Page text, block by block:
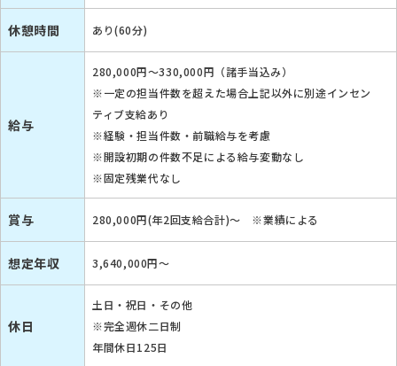
休憩時間 あり(60分)
給与
280,000円〜330,000円（諸手当込み）
※一定の担当件数を超えた場合上記以外に別途インセン
ティブ支給あり
※経験・担当件数・前職給与を考慮
※開設初期の件数不足による給与変動なし
※固定残業代なし
賞与 280,000円(年2回支給合計)〜 ※業績による
想定年収 3,640,000円～
休日
土日・祝日・その他
※完全週休二日制
年間休日125日